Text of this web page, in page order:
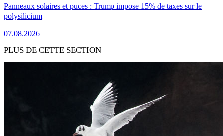
Panneaux solaires et puces : Trump impose 15% de taxes sur le
polysilicium
07.08.2026
PLUS DE CETTE SECTION